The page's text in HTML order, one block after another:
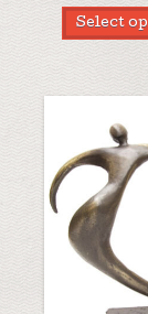
Select